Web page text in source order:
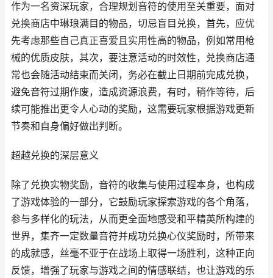
作为一名资深玩家，合理规划音符的使用至关重要，面对
兑换商店中琳琅满目的物品，切忌盲目兑换，首先，应优
先考虑那些自己真正喜爱且实用性高的物品，例如常用枪
械的优质皮肤，其次，要注意活动的时效性，兑换商店通
常也会随活动结束而关闭，务必在截止日期前完成兑换，
避免音符过期作废，造成资源浪费，有时，稍作等待，后
续可能推出更令人心动的奖励，这需要玩家根据游戏更新
节奏和自身偏好做出判断。
超越兑换的深层意义
除了兑换实物奖励，音符的收集与使用过程本身，也构成
了游戏体验的一部分，它鼓励玩家探索游戏的各个角落，
参与多样化的玩法，从而更全面地感受和平精英所构建的
世界，集齐一定数量音符并成功兑换心仪奖励时，所带来
的成就感，丝毫不亚于在战场上取得一场胜利，这种正向
反馈，增强了玩家与游戏之间的情感联结，也让游戏的乐